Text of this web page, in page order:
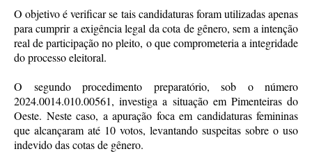
O objetivo é verificar se tais candidaturas foram utilizadas apenas
para cumprir a exigência legal da cota de gênero, sem a intenção
real de participação no pleito, o que comprometeria a integridade
do processo eleitoral.
O segundo procedimento preparatório, sob o número
2024.0014.010.00561, investiga a situação em Pimenteiras do
Oeste. Neste caso, a apuração foca em candidaturas femininas
que alcançaram até 10 votos, levantando suspeitas sobre o uso
indevido das cotas de gênero.